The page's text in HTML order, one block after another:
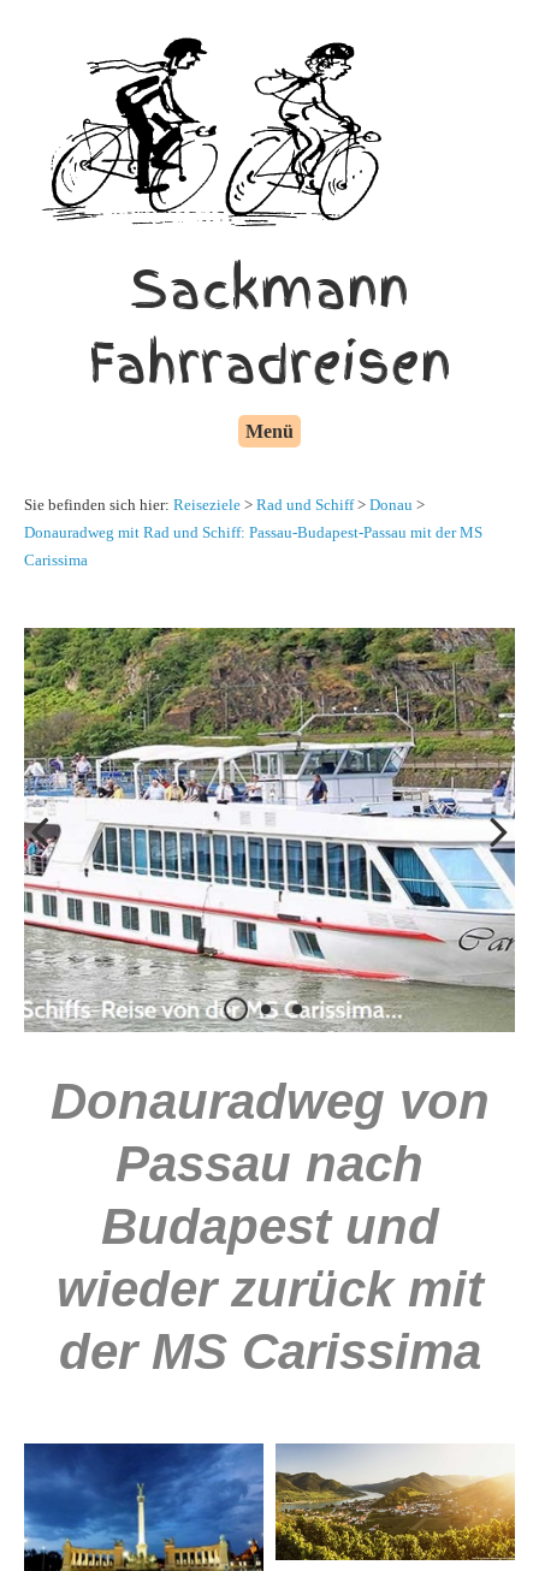
Sackmann
Fahrradreisen
Menü
Sie befinden sich hier: Reiseziele > Rad und Schiff> Donau >
Donauradweg mit Rad und Schiff: Passau-Budapest-Passau mit der MS
Carissima
Donauradweg von
Passau nach
Budapest und
wieder zurück mit
der MS Carissima